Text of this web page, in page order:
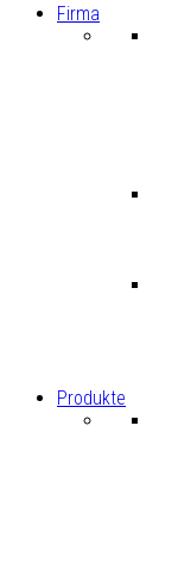
Firma
Produkte